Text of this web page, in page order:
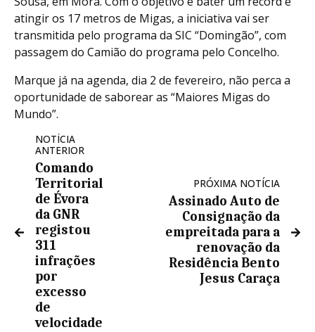
atingir os 17 metros de Migas, a iniciativa vai ser
transmitida pelo programa da SIC “Domingão”, com
passagem do Camião do programa pelo Concelho.
Marque já na agenda, dia 2 de fevereiro, não perca a
oportunidade de saborear as “Maiores Migas do
Mundo”.
NOTÍCIA
ANTERIOR
Comando
Territorial
de Évora
da GNR
registou
311
infrações
por
excesso
de
velocidade
PRÓXIMA NOTÍCIA
Assinado Auto de
Consignação da
empreitada para a
renovação da
Residência Bento
Jesus Caraça